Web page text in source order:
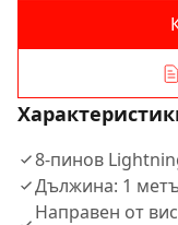
8-пинов
Дължина: 1
Направен от